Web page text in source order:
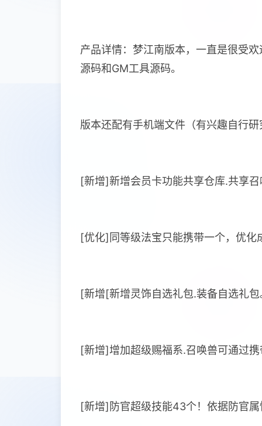
产品详情：梦江南版本，一直是很受
源码和GM工具源码。
版本还配有手机端文件（有兴趣自行
[新增]新增会员卡功能共享仓库.共享
[优化]同等级法宝只能携带一个，优化
[新增[新增灵饰自选礼包.装备自选礼包
[新增]增加超级赐福系.召唤兽可通过
[新增]防官超级技能43个！依据防官属